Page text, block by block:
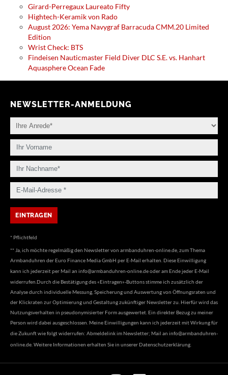
Girard-Perregaux Laureato Fifty
Hightech-Keramik von Rado
August 2026: Yema Navygraf Barracuda CMM.20 Limited
Edition
Wrist Check: BTS
Findeisen Nauticmaster Field Diver DLC S.E. vs. Hanhart
Aquasphere Ocean Fade
NEWSLETTER-ANMELDUNG
* Pflichtfeld
** Ja, ich möchte regelmäßig den Newsletter von armbanduhren-online.de, zum Thema
Armbanduhren der Euro Finance Media GmbH per E-Mail erhalten. Diese Einwilligung
kann ich jederzeit per Mail an info@armbanduhren-online.deoder am Ende jeder E-Mail
widerrufen.Durch die Bestätigung des «Eintragen»-Buttons stimme ich zusätzlich der
Analyse durch individuelle Messung, Speicherung und Auswertung von Öffnungsraten und
der Klickraten zur Optimierung und Gestaltung zukünftiger Newsletter zu. Hierfür wird das
Nutzungsverhalten in pseudonymisierter Form ausgewertet. Ein direkter Bezug zu meiner
Person wird dabei ausgeschlossen. Meine Einwilligungen kann ich jederzeit mit Wirkung für
die Zukunft wie folgt widerrufen: Abmeldelink im Newsletter; Mail an info@armbanduhren-
online.de . Weitere Informationen erhalten Sie in unserer Datenschutzerklärung